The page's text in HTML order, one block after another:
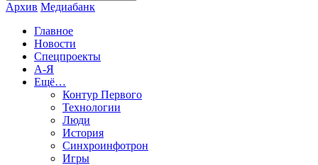
Архив Медиабанк
Главное
Новости
Спецпроекты
А-Я
Ещё…
Контур Первого
Технологии
Люди
История
Синхроинфотрон
Игры